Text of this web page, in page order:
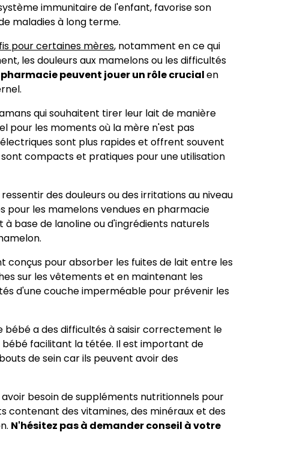
immunitaire de l'enfant, favorise son
maladies à long terme.
pour certaines mères, notamment en ce qui
les douleurs aux mamelons ou les difficultés
peuvent jouer un rôle crucialen
qui souhaitent tirer leur lait de manière
pour les moments où la mère n'est pas
sont plus rapides et offrent souvent
compacts et pratiques pour une utilisation
des douleurs ou des irritations au niveau
pour les mamelons vendues en pharmacie
base de lanoline ou d'ingrédients naturels
conçus pour absorber les fuites de lait entre les
sur les vêtements et en maintenant les
d'une couche imperméable pour prévenir les
bébé a des difficultés à saisir correctement le
facilitant la tétée. Il est important de
de sein car ils peuvent avoir des
besoin de suppléments nutritionnels pour
des vitamines, des minéraux et des
N'hésitez pas à demander conseil à votre